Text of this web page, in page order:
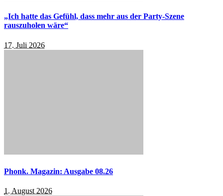
„Ich hatte das Gefühl, dass mehr aus der Party-Szene
rauszuholen wäre“
17. Juli 2026
Phonk. Magazin: Ausgabe 08.26
1. August 2026